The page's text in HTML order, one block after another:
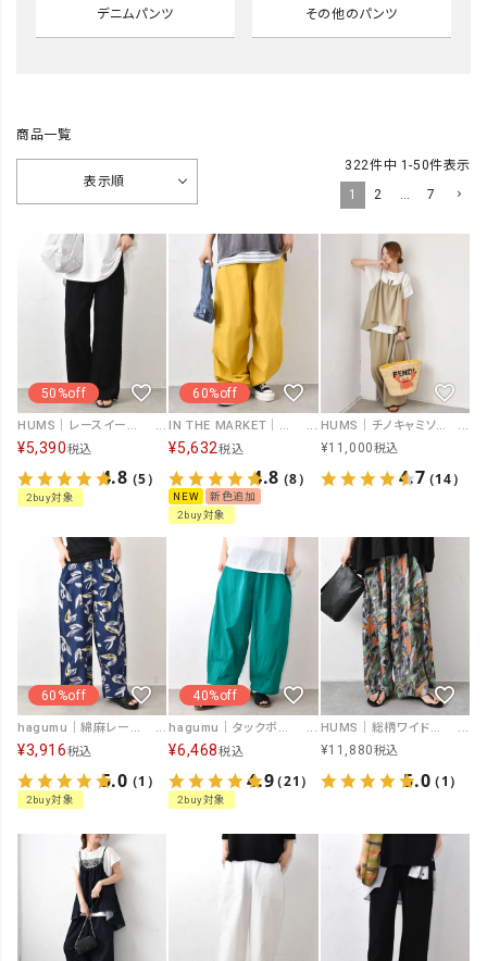
デニムパンツ その他のパンツ
商品一覧
表示順
322件中 1-50件表示
1
2 … 7
50%off
¥5,390税込
4.8（5）
2buy対象
60%off
¥5,632税込
4.8（8）
NEW
新色追加
2buy対象
¥11,000税込
4.7（14）
60%off
hagumu｜綿麻レーヨン柄ワイドパンツ [[CPMA-3226]][C]
¥3,916税込
5.0（1）
2buy対象
40%off
hagumu｜タックボールパンツ [[C-756]][C]
¥6,468税込
4.9（21）
2buy対象
HUMS｜総柄ワイドパンツ(ボタニカルアート柄) [[C-5127]][C]
¥11,880税込
5.0（1）